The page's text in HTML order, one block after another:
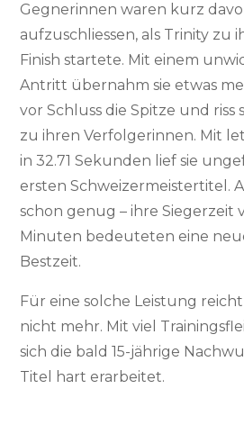
Gegnerinnen waren kurz
aufzuschliessen, als Trinity zu
Finish startete. Mit einem
Antritt übernahm sie etwas
vor Schluss die Spitze und riss
zu ihren Verfolgerinnen. Mit
in 32.71 Sekunden lief sie
ersten Schweizermeistertitel.
schon genug – ihre Siegerzeit
Minuten bedeuteten eine
Bestzeit.
Für eine solche Leistung
nicht mehr. Mit viel
sich die bald 15-jährige
Titel hart erarbeitet.